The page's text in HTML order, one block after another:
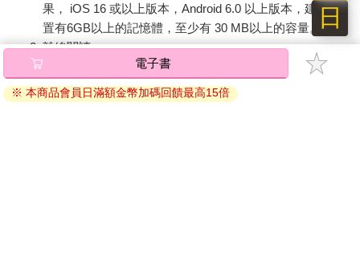
果， iOS 16 或以上版本，Android 6.0 以上版本，建議裝
置有6GB以上的記憶體，至少有 30 MB以上的容量。
離線閱讀：
Android
安裝電子書APP後，請依照提示登入「會員中心」→「我
的E書櫃」→「電子書APP通行碼/載具管理」，取得通行
電子書
※ 本商品會員日滿額金幣加碼回饋最高15倍
日